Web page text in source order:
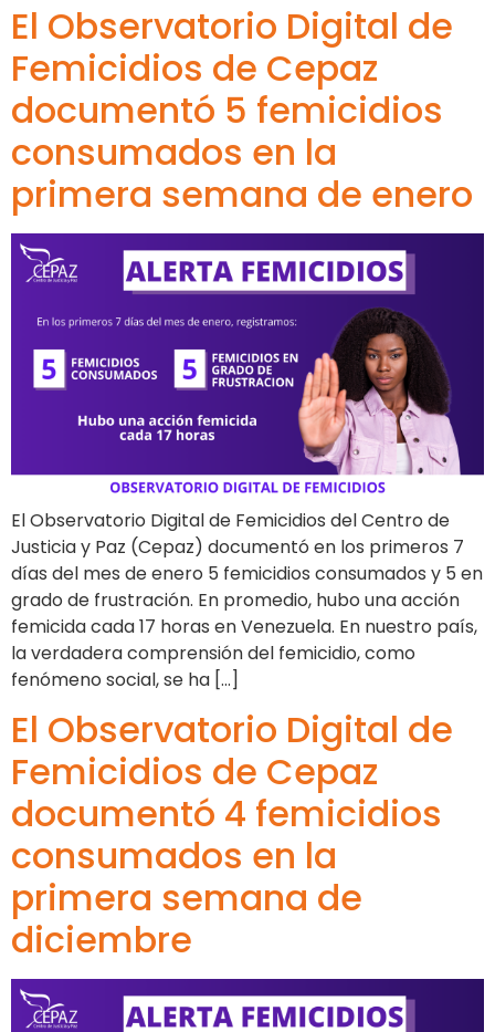
El Observatorio Digital de
Femicidios de Cepaz
documentó 5 femicidios
consumados en la
primera semana de enero
El Observatorio Digital de Femicidios del Centro de
Justicia y Paz (Cepaz) documentó en los primeros 7
días del mes de enero 5 femicidios consumados y 5 en
grado de frustración. En promedio, hubo una acción
femicida cada 17 horas en Venezuela. En nuestro país,
la verdadera comprensión del femicidio, como
fenómeno social, se ha […]
El Observatorio Digital de
Femicidios de Cepaz
documentó 4 femicidios
consumados en la
primera semana de
diciembre